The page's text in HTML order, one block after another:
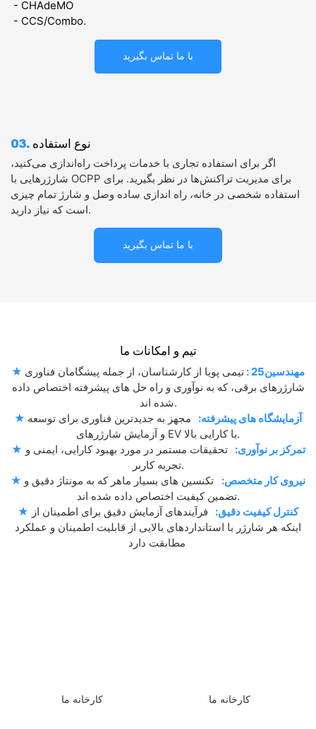
- CHAdeMO
- CCS/Combo.
با ما تماس بگیرید
03. نوع استفاده
اگر برای استفاده تجاری با خدمات پرداخت راه‌اندازی می‌کنید،
شارژرهایی با OCPP برای مدیریت تراکنش‌ها در نظر بگیرید. برای
استفاده شخصی در خانه، راه اندازی ساده وصل و شارژ تمام چیزی
است که نیاز دارید.
با ما تماس بگیرید
تیم و امکانات ما
★ مهندسین25 :
تیمی پویا از کارشناسان، از جمله پیشگامان فناوری
شارژرهای برقی، که به نوآوری و راه حل های پیشرفته اختصاص داده
شده اند.
★
آزمایشگاه های پیشرفته:
مجهز به جدیدترین فناوری برای توسعه
و آزمایش شارژرهای EV با کارایی بالا.
★
تمرکز بر نوآوری: تحقیقات مستمر در مورد بهبود کارایی، ایمنی و
تجربه کاربر.
★
نیروی کار متخصص:
تکنسین های بسیار ماهر که به مونتاژ دقیق و
تضمین کیفیت اختصاص داده شده اند.
★
کنترل کیفیت دقیق:
فرآیندهای آزمایش دقیق برای اطمینان از
اینکه هر شارژر با استانداردهای بالایی از قابلیت اطمینان و عملکرد
کارخانه ما کارخانه ما